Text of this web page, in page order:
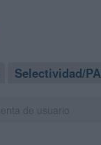
Selectividad/